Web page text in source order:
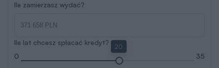
Ile zamierzasz wydać?
Ile lat chcesz spłacać kredyt?
0
20
35